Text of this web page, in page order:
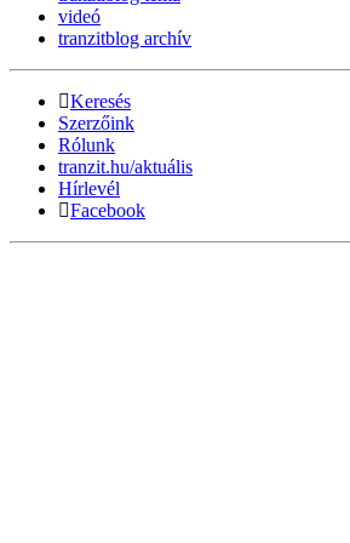
videó
tranzitblog archív
Keresés
Szerzőink
Rólunk
tranzit.hu/aktuális
Hírlevél
Facebook